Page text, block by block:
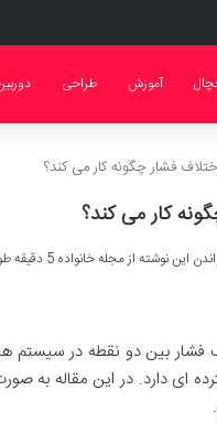
آموزش طراحی
فشار چگونه کار می کند؟
کار می کند؟
این نوشته از مجله خانواده 5 دقیقه طول خواهد کشید
فشار بین دو نقطه در